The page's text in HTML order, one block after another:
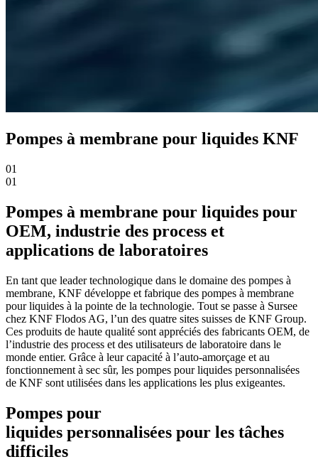
Pompes à membrane pour liquides KNF
01
01
Pompes à membrane pour liquides pour
OEM, industrie des process et
applications de laboratoires
En tant que leader technologique dans le domaine des pompes à
membrane, KNF développe et fabrique des pompes à membrane
pour liquides à la pointe de la technologie. Tout se passe à Sursee
chez KNF Flodos AG, l’un des quatre sites suisses de KNF Group.
Ces produits de haute qualité sont appréciés des fabricants OEM, de
l’industrie des process et des utilisateurs de laboratoire dans le
monde entier. Grâce à leur capacité à l’auto-amorçage et au
fonctionnement à sec sûr, les pompes pour liquides personnalisées
de KNF sont utilisées dans les applications les plus exigeantes.
Pompes pour
liquides personnalisées pour les tâches
difficiles